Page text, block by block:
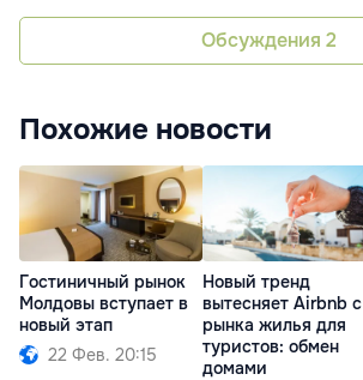
Обсуждения 2
Похожие новости
Гостиничный рынок
Молдовы вступает в
новый этап
22 Фев. 20:15
Новый тренд
вытесняет Airbnb с
рынка жилья для
туристов: обмен
домами